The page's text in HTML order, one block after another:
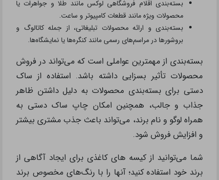
بسته‌بندی اقلام فروشگاهی لوکس مانند طلا و جواهرات یا
محصولات ویژه مانند قطعات کامپیوتر و ساعت.
بسته‌بندی و ارائه محصولات تبلیغاتی، از جمله کاتالوگ و
بروشورها در مراسم‌های رسمی مانند کنگره‌ها یا نمایشگاه‌ها.
بسته‌بندی از مهمترین عواملی است که می‌تواند در فروش
محصولات تأثیر بسزایی داشته باشد. استفاده از ساک
دستی برای بسته‌بندی محصولات به دلیل داشتن ظاهر
جذاب و جالب، همچنین امکان چاپ ساک دستی به
همراه لوگو و نام برند، می‌تواند باعث جذب مشتری بیشتر
و افزایش فروش شود.
شما می‌توانید از کیسه های کاغذی برای ایجاد آگاهی از
برند خود استفاده کنید؛ آنها را با رنگ‌های مخصوص برند